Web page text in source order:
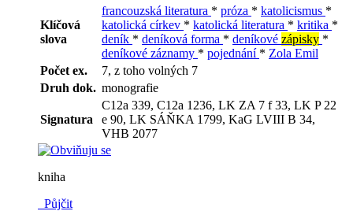
Klíčová
slova
francouzská literatura * próza * katolicismus *
katolická církev * katolická literatura * kritika *
deník * deníková forma * deníkové zápisky *
deníkové záznamy * pojednání * Zola Emil
Počet ex.
7, z toho volných 7
Druh dok. monografie
Signatura
C12a 339, C12a 1236, LK ZA 7 f 33, LK P 22
e 90, LK SÁŇKA 1799, KaG LVIII B 34,
VHB 2077
kniha
Půjčit